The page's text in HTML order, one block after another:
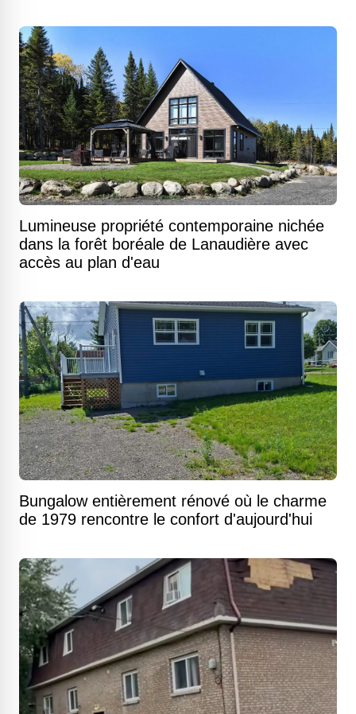
Lumineuse propriété contemporaine nichée
dans la forêt boréale de Lanaudière avec
accès au plan d'eau
Bungalow entièrement rénové où le charme
de 1979 rencontre le confort d'aujourd'hui